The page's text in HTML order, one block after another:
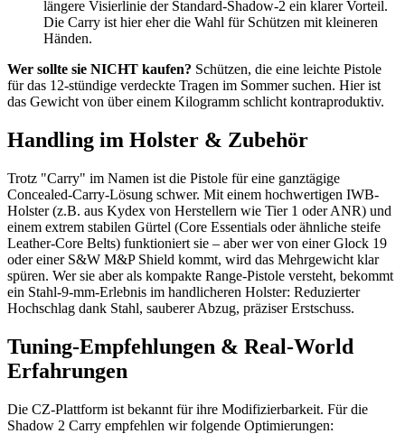
längere Visierlinie der Standard-Shadow-2 ein klarer Vorteil.
Die Carry ist hier eher die Wahl für Schützen mit kleineren
Händen.
Wer sollte sie NICHT kaufen? Schützen, die eine leichte Pistole
für das 12-stündige verdeckte Tragen im Sommer suchen. Hier ist
das Gewicht von über einem Kilogramm schlicht kontraproduktiv.
Handling im Holster & Zubehör
Trotz "Carry" im Namen ist die Pistole für eine ganztägige
Concealed-Carry-Lösung schwer. Mit einem hochwertigen IWB-
Holster (z.B. aus Kydex von Herstellern wie Tier 1 oder ANR) und
einem extrem stabilen Gürtel (Core Essentials oder ähnliche steife
Leather-Core Belts) funktioniert sie – aber wer von einer Glock 19
oder einer S&W M&P Shield kommt, wird das Mehrgewicht klar
spüren. Wer sie aber als kompakte Range-Pistole versteht, bekommt
ein Stahl-9-mm-Erlebnis im handlicheren Holster: Reduzierter
Hochschlag dank Stahl, sauberer Abzug, präziser Erstschuss.
Tuning-Empfehlungen & Real-World
Erfahrungen
Die CZ-Plattform ist bekannt für ihre Modifizierbarkeit. Für die
Shadow 2 Carry empfehlen wir folgende Optimierungen: